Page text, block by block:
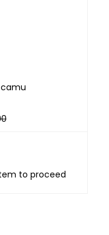
to proceed